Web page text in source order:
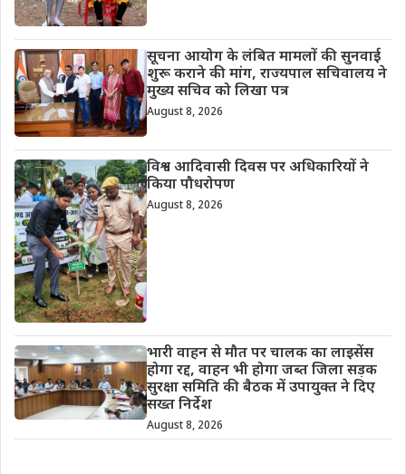
सूचना आयोग के लंबित मामलों की सुनवाई
शुरू कराने की मांग, राज्यपाल सचिवालय ने
मुख्य सचिव को लिखा पत्र
August 8, 2026
विश्व आदिवासी दिवस पर अधिकारियों ने
किया पौधरोपण
August 8, 2026
भारी वाहन से मौत पर चालक का लाइसेंस
होगा रद्द, वाहन भी होगा जब्त जिला सड़क
सुरक्षा समिति की बैठक में उपायुक्त ने दिए
सख्त निर्देश
August 8, 2026